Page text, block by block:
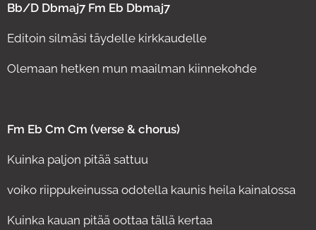
Bb/D Dbmaj7 Fm Eb Dbmaj7
Editoin silmäsi täydelle kirkkaudelle
Olemaan hetken mun maailman kiinnekohde
Fm Eb Cm Cm (verse & chorus)
Kuinka paljon pitää sattuu
voiko riippukeinussa odotella kaunis heila kainalossa
Kuinka kauan pitää oottaa tällä kertaa